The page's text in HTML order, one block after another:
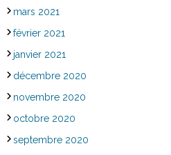
mars 2021
février 2021
janvier 2021
décembre 2020
novembre 2020
octobre 2020
septembre 2020